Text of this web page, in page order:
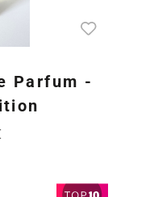
Parfum -